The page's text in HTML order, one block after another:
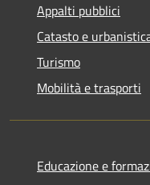
Appalti pubblici
Catasto e
Turismo
Mobilità e trasporti
Educazione e